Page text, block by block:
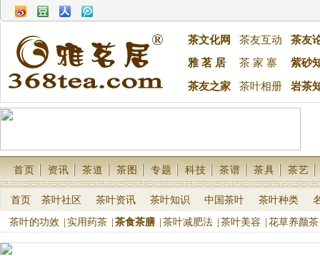
茶文化网 茶友互动
茶友
雅 茗 居
茶 家 寨 紫砂
茶友之家 茶叶相册 岩茶
首页 资讯 茶道 茶图 专题 科技 茶谱 茶具 茶艺
首页 茶叶社区 茶叶资讯 茶叶知识 中国茶叶 茶叶种类
茶叶的功效 实用药茶 茶食茶膳 茶叶减肥法 茶叶美容 花草养颜茶